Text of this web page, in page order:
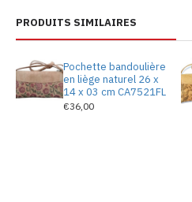
PRODUITS SIMILAIRES
Pochette bandoulière
en liège naturel 26 x
14 x 03 cm CA7521FL
€36,00